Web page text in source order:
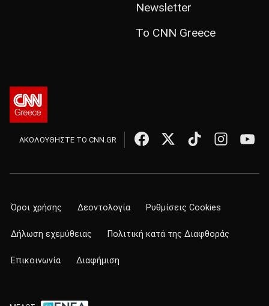
Newsletter
Το CNN Greece
ΑΚΟΛΟΥΘΗΣΤΕ ΤΟ CNN.GR
Όροι χρήσης Δεοντολογία Ρυθμίσεις Cookies
Δήλωση εχεμύθειας Πολιτική κατά της Διαφθοράς
Επικοινωνία Διαφήμιση